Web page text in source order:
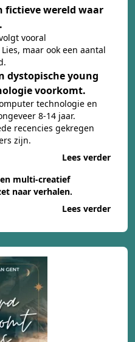
fictieve wereld waar
vooral
maar ook een aantal
dystopische young
voorkomt.
technologie en
8-14 jaar.
recencies gekregen
zijn.
Lees verder
multi-creatief
naar verhalen.
Lees verder